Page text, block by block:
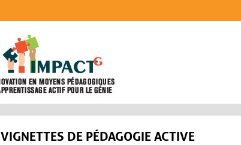
VIGNETTES DE PÉDAGOGIE ACTIVE